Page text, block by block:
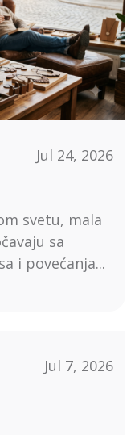
Jul 24, 2026
svetu, mala
sa
i povećanja...
Jul 7, 2026